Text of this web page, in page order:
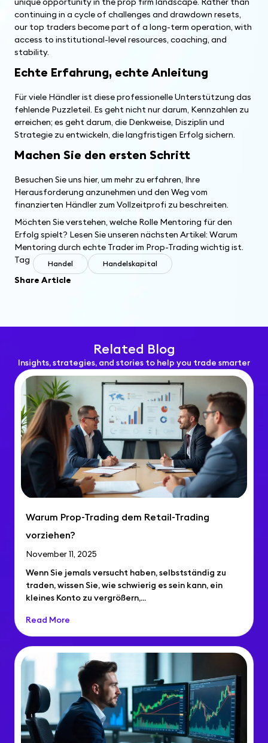
continuing in a cycle of challenges and drawdown resets,
our top traders become part of a long-term operation, with
access to institutional-level resources, coaching, and
stability.
Echte Erfahrung, echte Anleitung
Für viele Händler ist diese professionelle Unterstützung das
fehlende Puzzleteil. Es geht nicht nur darum, Kennzahlen zu
erreichen; es geht darum, die Denkweise, Disziplin und
Strategie zu entwickeln, die langfristigen Erfolg sichern.
Machen Sie den ersten Schritt
Besuchen Sie uns hier, um mehr zu erfahren, Ihre
Herausforderung anzunehmen und den Weg vom
finanzierten Händler zum Vollzeitprofi zu beschreiten.
Möchten Sie verstehen, welche Rolle Mentoring für den
Erfolg spielt? Lesen Sie unseren nächsten Artikel: Warum
Mentoring durch echte Trader im Prop-Trading wichtig ist.
Tag
Handel Handelskapital
Share Article
Related Blog
Insights, strategies, and stories to help you trade smarter
Warum Prop-Trading dem Retail-Trading
vorziehen?
November 11, 2025
Wenn Sie jemals versucht haben, selbstständig zu
traden, wissen Sie, wie schwierig es sein kann, ein
kleines Konto zu vergrößern,...
Read More